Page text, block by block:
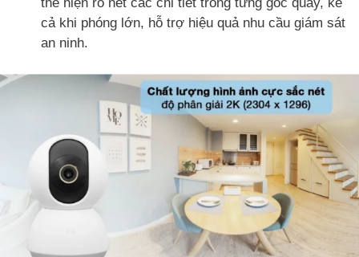
cả khi phóng lớn, hỗ trợ hiệu quả nhu cầu giám sát
an ninh.